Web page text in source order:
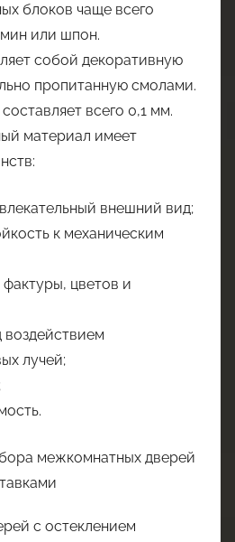
блоков чаще всего
или шпон.
собой декоративную
пропитанную смолами.
всего 0,1 мм.
материал имеет
внешний вид;
к механическим
цветов и
воздействием
лучей;
с остеклением